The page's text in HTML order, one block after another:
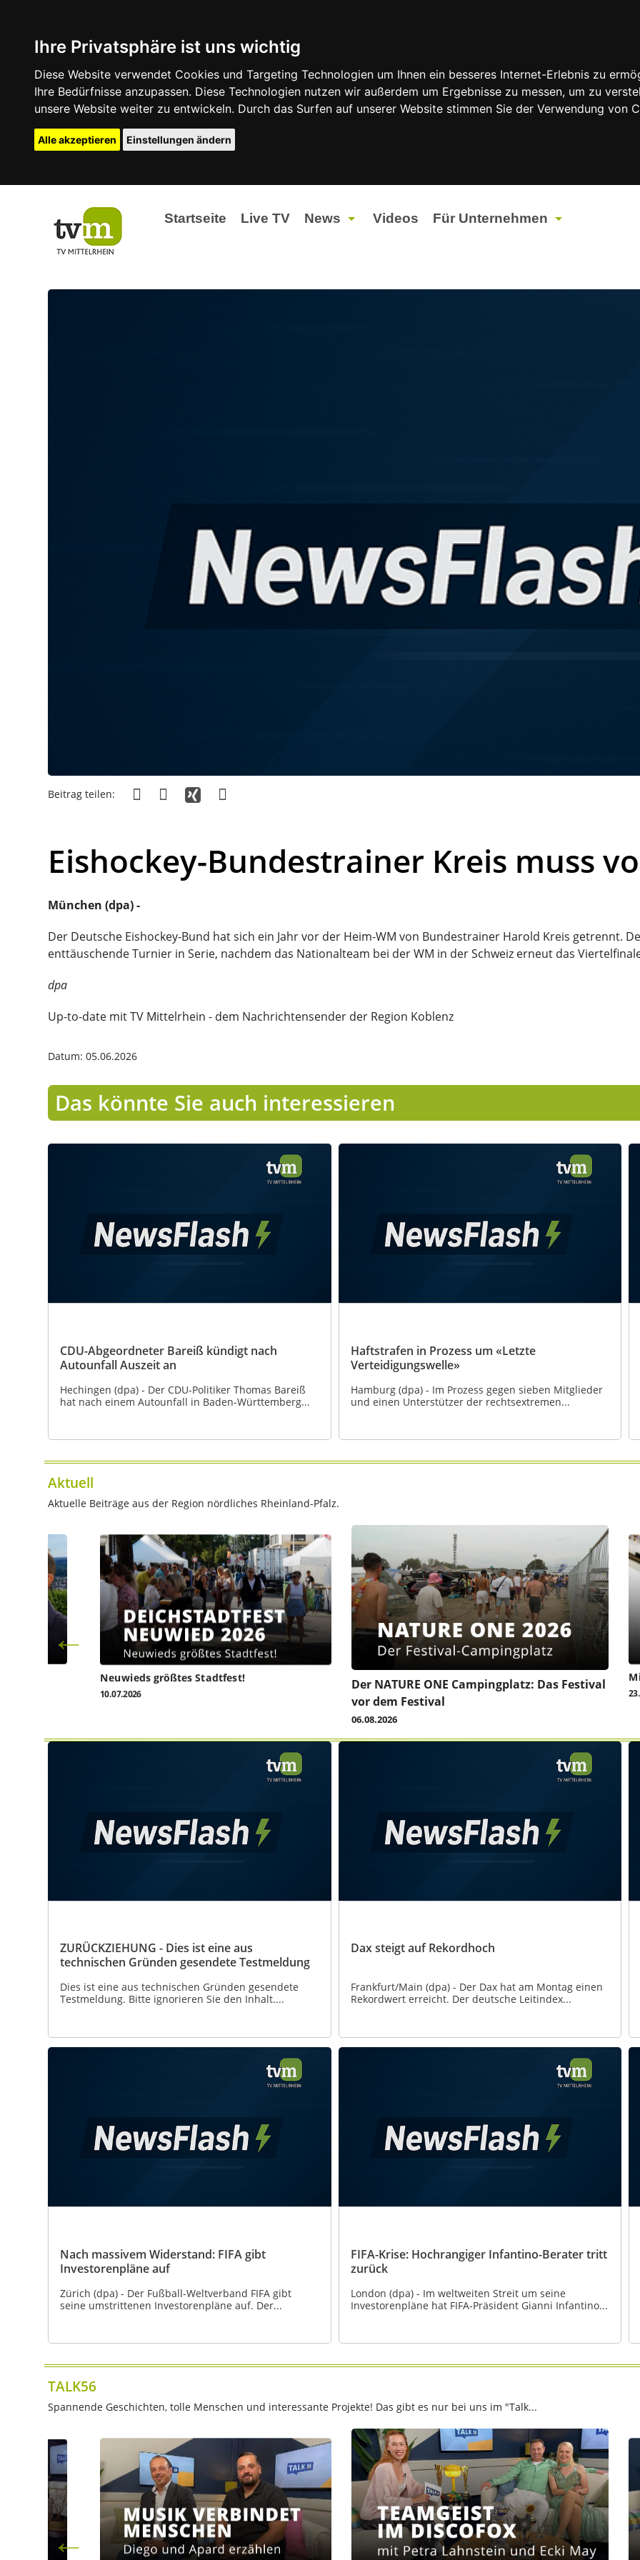
Ihre Privatsphäre ist uns wichtig
Diese Website verwendet Cookies und Targeting Technologien um Ihnen ein besseres Internet-Erlebnis zu
Ihre Bedürfnisse anzupassen. Diese Technologien nutzen wir außerdem um Ergebnisse zu messen, um zu
unsere Website weiter zu entwickeln. Durch das Surfen auf unserer Website stimmen Sie der Verwendung von
Alle akzeptieren Einstellungen ändern
Startseite Live TV News Videos Für Unternehmen
Beitrag teilen:
Eishockey-Bundestrainer Kreis muss
München (dpa) -
Der Deutsche Eishockey-Bund hat sich ein Jahr vor der Heim-WM von Bundestrainer Harold Kreis getrennt.
enttäuschende Turnier in Serie, nachdem das Nationalteam bei der WM in der Schweiz erneut das
dpa
Up-to-date mit TV Mittelrhein - dem Nachrichtensender der Region Koblenz
Datum: 05.06.2026
Das könnte Sie auch interessieren
CDU-Abgeordneter Bareiß kündigt nach
Autounfall Auszeit an
Hechingen (dpa) - Der CDU-Politiker Thomas Bareiß
hat nach einem Autounfall in Baden-Württemberg...
Haftstrafen in Prozess um «Letzte
Verteidigungswelle»
Hamburg (dpa) - Im Prozess gegen sieben Mitglieder
und einen Unterstützer der rechtsextremen...
Aktuell
Aktuelle Beiträge aus der Region nördliches Rheinland-Pfalz.
Neuwieds größtes Stadtfest!
10.07.2026
Der NATURE ONE Campingplatz: Das Festival
vor dem Festival
06.08.2026
ZURÜCKZIEHUNG - Dies ist eine aus
technischen Gründen gesendete Testmeldung
Dies ist eine aus technischen Gründen gesendete
Testmeldung. Bitte ignorieren Sie den Inhalt....
Dax steigt auf Rekordhoch
Frankfurt/Main (dpa) - Der Dax hat am Montag einen
Rekordwert erreicht. Der deutsche Leitindex...
Nach massivem Widerstand: FIFA gibt
Investorenpläne auf
Zürich (dpa) - Der Fußball-Weltverband FIFA gibt
seine umstrittenen Investorenpläne auf. Der...
FIFA-Krise: Hochrangiger Infantino-Berater tritt
zurück
London (dpa) - Im weltweiten Streit um seine
Investorenpläne hat FIFA-Präsident Gianni Infantino...
TALK56
Spannende Geschichten, tolle Menschen und interessante Projekte! Das gibt es nur bei uns im "Talk...